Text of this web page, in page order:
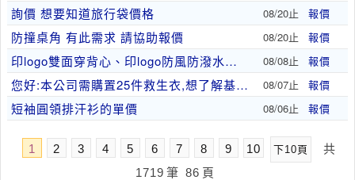
詢價 想要知道旅行袋價格 08/20止 報價
防撞桌角 有此需求 請協助報價 08/20止 報價
印logo雙面穿背心、印logo防風防潑水外套 08/08止 報價
您好:本公司需購置25件救生衣,想了解基本款的單.. 08/07止 報價
短袖圓領排汗衫的單價 08/06止 報價
1 2 3 4 5 6 7 8 9 10 下10頁
共
1719 筆 86 頁